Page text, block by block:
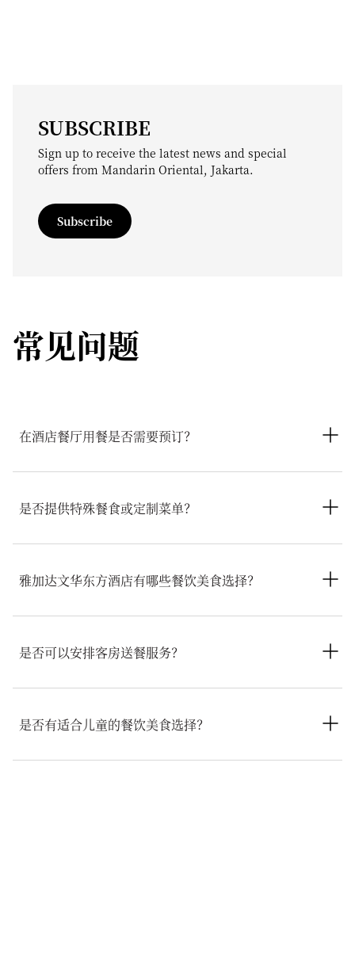
SUBSCRIBE
Sign up to receive the latest news and special
offers from Mandarin Oriental, Jakarta.
Subscribe
常见问题
在酒店餐厅用餐是否需要预订？
餐厅。餐厅可根据空位情况接待无预约宾客，但建议提前预订，
以确保为您预留心仪用餐时段。宾客可以直接在酒店或通过礼宾
是否提供特殊餐食或定制菜单？
制品和无麸质选择。如有食物过敏或特定饮食需求的宾客，我们
建议您在到店前提前告知酒店或到店后告知礼宾团队。
雅加达文华东方酒店有哪些餐饮美食选择？
Feng餐厅的特色粤菜、Cinnamon全天候餐厅的国际风味美食、
MO Bar的鸡尾酒以及Azure酒吧的池畔餐饮体验。
是否可以安排客房送餐服务？
环境中获享舒适用餐体验。
是否有适合儿童的餐饮美食选择？